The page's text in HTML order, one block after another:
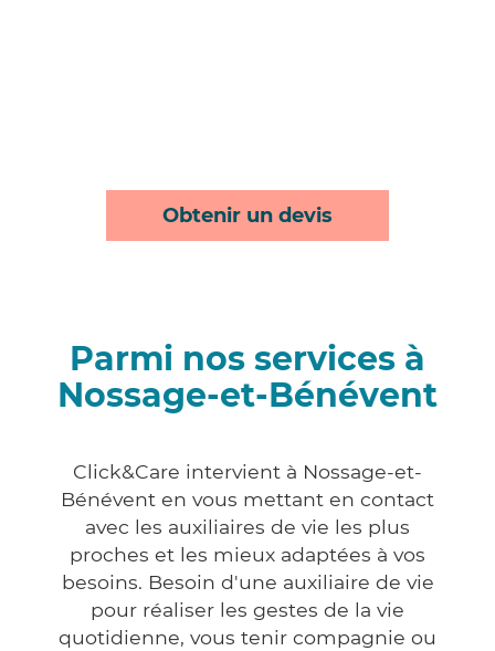
Obtenir un devis
Parmi nos services à
Nossage-et-Bénévent
Click&Care intervient à Nossage-et-
Bénévent en vous mettant en contact
avec les auxiliaires de vie les plus
proches et les mieux adaptées à vos
besoins. Besoin d'une auxiliaire de vie
pour réaliser les gestes de la vie
quotidienne, vous tenir compagnie ou